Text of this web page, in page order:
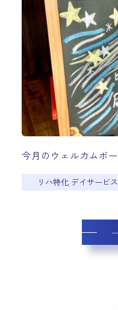
今月のウェルカムボ
リハ特化 デイサービ